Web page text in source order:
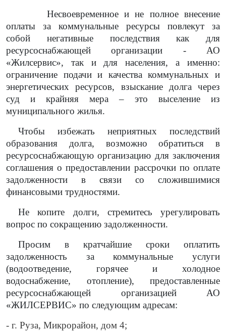
Несвоевременное и не полное внесение
оплаты за коммунальные ресурсы повлекут за
собой негативные последствия как для
ресурсоснабжающей организации - АО
«Жилсервис», так и для населения, а именно:
ограничение подачи и качества коммунальных и
энергетических ресурсов, взыскание долга через
суд и крайняя мера – это выселение из
муниципального жилья.
Чтобы избежать неприятных последствий
образования долга, возможно обратиться в
ресурсоснабжающую организацию для заключения
соглашения о предоставлении рассрочки по оплате
задолженности в связи со сложившимися
финансовыми трудностями.
Не копите долги, стремитесь урегулировать
вопрос по сокращению задолженности.
Просим в кратчайшие сроки оплатить
задолженность за коммунальные услуги
(водоотведение, горячее и холодное
водоснабжение, отопление), предоставленные
ресурсоснабжающей организацией АО
«ЖИЛСЕРВИС» по следующим адресам:
- г. Руза, Микрорайон, дом 4;